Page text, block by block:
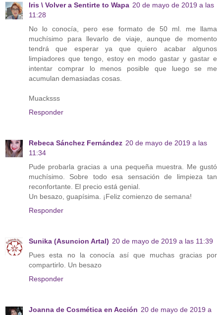
Iris \ Volver a Sentirte to Wapa 20 de mayo de 2019 a las
11:28
No lo conocía, pero ese formato de 50 ml. me llama
muchísimo para llevarlo de viaje, aunque de momento
tendrá que esperar ya que quiero acabar algunos
limpiadores que tengo, estoy en modo gastar y gastar e
intentar comprar lo menos posible que luego se me
acumulan demasiadas cosas.
Muacksss
Responder
Rebeca Sánchez Fernández 20 de mayo de 2019 a las
11:34
Pude probarla gracias a una pequeña muestra. Me gustó
muchísimo. Sobre todo esa sensación de limpieza tan
reconfortante. El precio está genial.
Un besazo, guapísima. ¡Feliz comienzo de semana!
Responder
Sunika (Asuncion Artal) 20 de mayo de 2019 a las 11:39
Pues esta no la conocía así que muchas gracias por
compartirlo. Un besazo
Responder
Joanna de Cosmética en Acción 20 de mayo de 2019 a